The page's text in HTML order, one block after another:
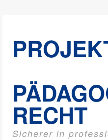
RECHT
Sicherer in